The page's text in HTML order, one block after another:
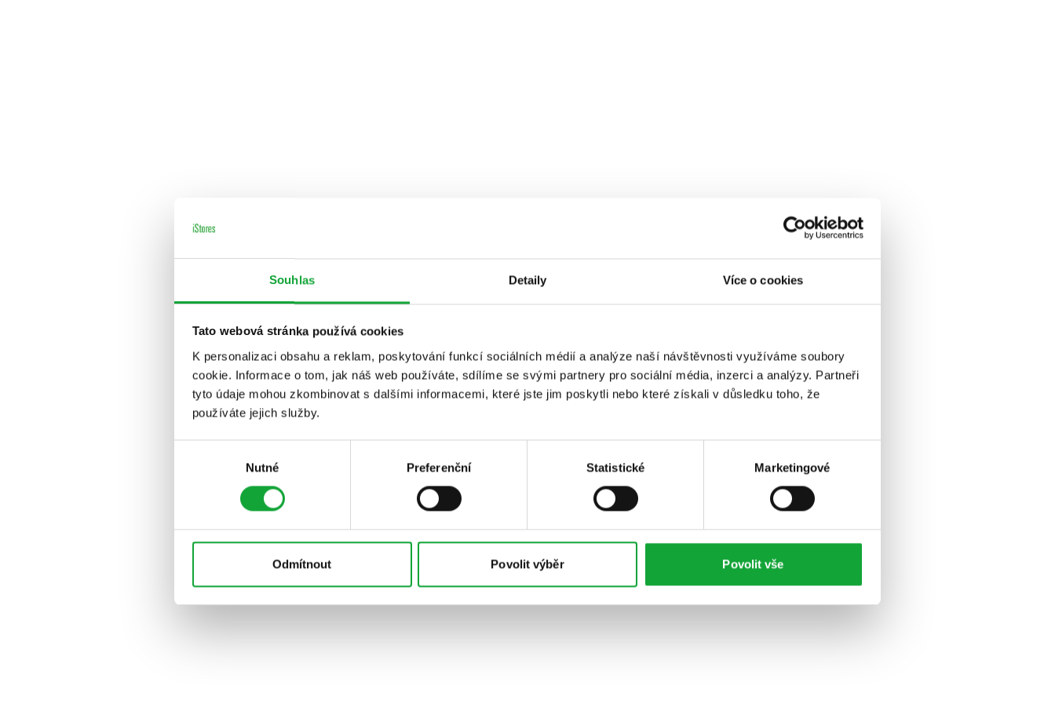
Souhlas Detaily Více o cookies
Tato webová stránka používá cookies
K personalizaci obsahu a reklam, poskytování funkcí sociálních médií a analýze naší návštěvnosti využíváme soubory
cookie. Informace o tom, jak náš web používáte, sdílíme se svými partnery pro sociální média, inzerci a analýzy. Partneři
tyto údaje mohou zkombinovat s dalšími informacemi, které jste jim poskytli nebo které získali v důsledku toho, že
používáte jejich služby.
Nutné Preferenční Statistické Marketingové
Odmítnout Povolit výběr Povolit vše